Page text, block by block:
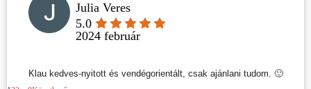
Julia Veres
5.0
2024 február
Klau kedves-nyitott és vendégorientált, csak ajánlani tudom. 🙂